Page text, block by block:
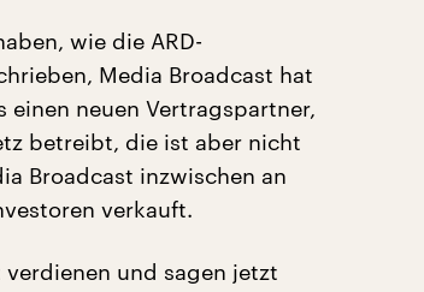
wie die ARD-
Media Broadcast hat
neuen Vertragspartner,
betreibt, die ist aber nicht
Broadcast inzwischen an
verkauft.
und sagen jetzt